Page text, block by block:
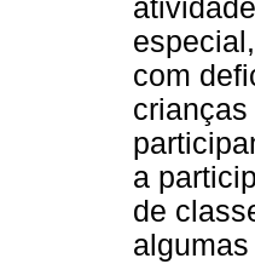
com
a
de